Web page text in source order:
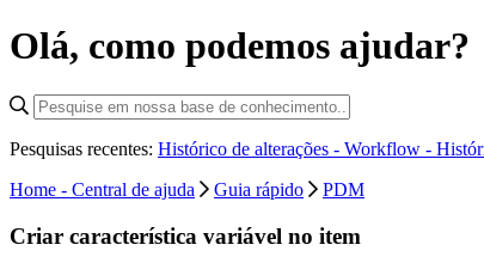
Olá, como podemos ajudar?
Pesquisas recentes: Histórico de alterações - Workflow -
Home - Central de ajuda
Guia rápido PDM
Criar característica variável no item